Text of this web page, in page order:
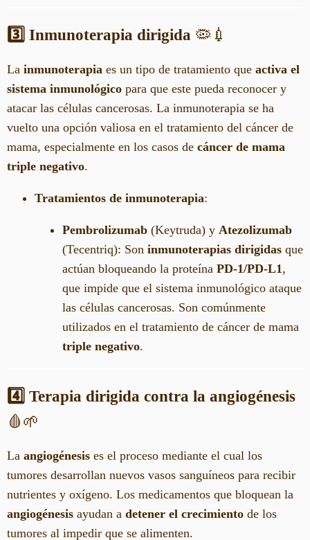
3️⃣ Inmunoterapia dirigida 🦠💉
La inmunoterapia es un tipo de tratamiento que activa el
sistema inmunológico para que este pueda reconocer y
atacar las células cancerosas. La inmunoterapia se ha
vuelto una opción valiosa en el tratamiento del cáncer de
mama, especialmente en los casos de cáncer de mama
triple negativo.
Tratamientos de inmunoterapia:
Pembrolizumab (Keytruda) y Atezolizumab
(Tecentriq): Son inmunoterapias dirigidas que
actúan bloqueando la proteína PD-1/PD-L1 ,
que impide que el sistema inmunológico ataque
las células cancerosas. Son comúnmente
utilizados en el tratamiento de cáncer de mama
triple negativo.
4️⃣ Terapia dirigida contra la angiogénesis
🩸🌱
La angiogénesis es el proceso mediante el cual los
tumores desarrollan nuevos vasos sanguíneos para recibir
nutrientes y oxígeno. Los medicamentos que bloquean la
angiogénesis ayudan a detener el crecimiento de los
tumores al impedir que se alimenten.